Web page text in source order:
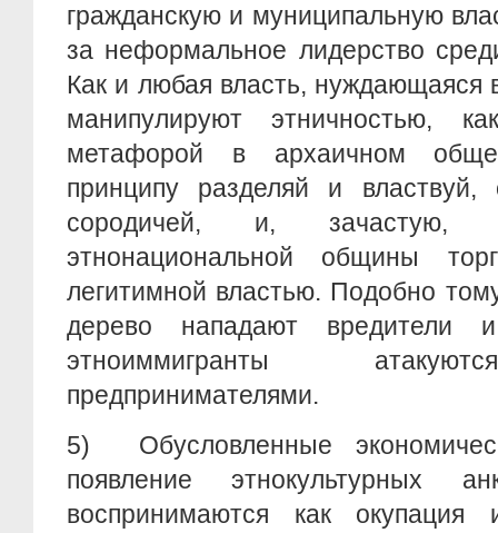
гражданскую и муниципальную
за неформальное лидерство
Как и любая власть, нуждающаяся
манипулируют этничностью,
метафорой в архаичном
принципу разделяй и властвуй,
сородичей, и, зачастую,
этнонациональной общины
легитимной властью. Подобно
дерево нападают вредители
этноиммигранты
предпринимателями.
5)
Обусловленные
появление этнокультурных
воспринимаются как окупация